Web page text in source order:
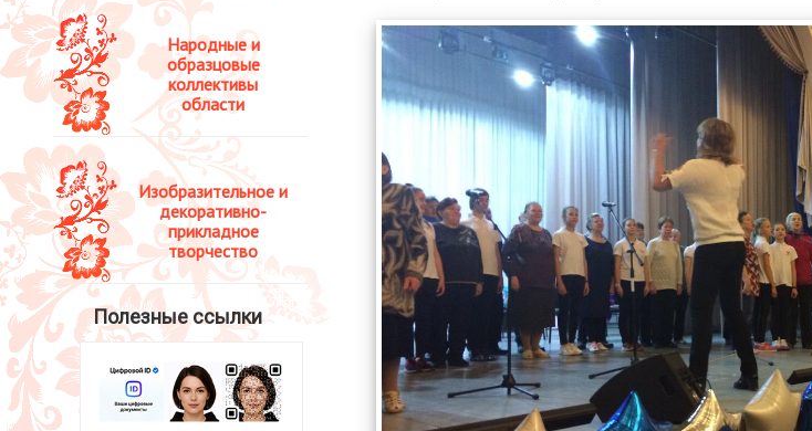
Народные и
образцовые
коллективы
области
Изобразительное и
декоративно-
прикладное
творчество
Полезные ссылки